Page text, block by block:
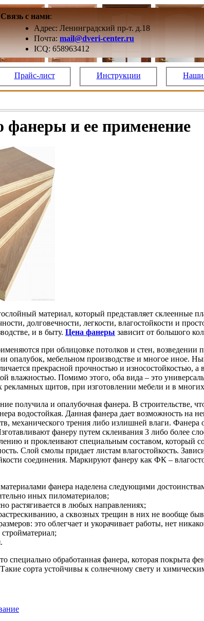
Связь с нами:
Адрес: Ленинградский пр-т. д.18
Почта:mail@dveri-center.ru
ICQ: 658963412
Прайс-лист Инструкции Наши
фанеры и ее применение
материал, который представляет склеенные
долговечности, легкости, влагостойкости и
и в быту. Цена фанеры зависит от большого
при облицовке потолков и стен, возведении
опалубок, мебельном производстве и многое иное.
прекрасной прочностью и износостойкостью, а
влажностью. Помимо этого, оба вида – это
рекламных щитов, при изготовлении мебели и в
получила и опалубочная фанера. В строительстве,
водостойкая. Данная фанера дает возможность на
механического трения либо излишней влаги.
фанеру путем склеивания 3 либо более
и проклеивают специальным составом, который
Слой смолы придает листам влагостойкость.
соединения. Маркируют фанеру как ФК –
фанера наделена следующими
иных пиломатериалов;
растягивается в любых направлениях;
а сквозных трещин в них не вообще
это облегчает и укорачивает работы, нет
специально обработанная фанера, которая покрыта
сорта устойчивы к солнечному свету и